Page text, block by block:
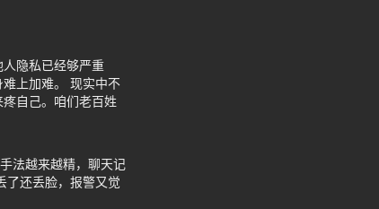
隐私已经够严重
上加难。 现实中不
自己。咱们老百姓
法越来越精，聊天记
了还丢脸，报警又觉